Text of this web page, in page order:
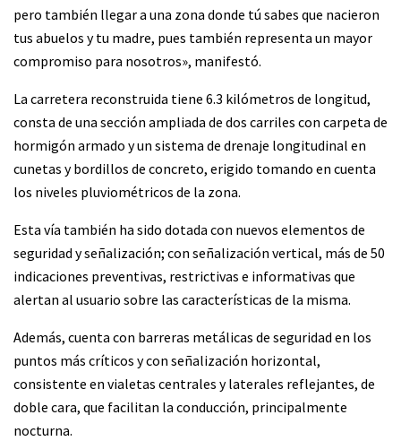
pero también llegar a una zona donde tú sabes que nacieron
tus abuelos y tu madre, pues también representa un mayor
compromiso para nosotros», manifestó.
La carretera reconstruida tiene 6.3 kilómetros de longitud,
consta de una sección ampliada de dos carriles con carpeta de
hormigón armado y un sistema de drenaje longitudinal en
cunetas y bordillos de concreto, erigido tomando en cuenta
los niveles pluviométricos de la zona.
Esta vía también ha sido dotada con nuevos elementos de
seguridad y señalización; con señalización vertical, más de 50
indicaciones preventivas, restrictivas e informativas que
alertan al usuario sobre las características de la misma.
Además, cuenta con barreras metálicas de seguridad en los
puntos más críticos y con señalización horizontal,
consistente en vialetas centrales y laterales reflejantes, de
doble cara, que facilitan la conducción, principalmente
nocturna.